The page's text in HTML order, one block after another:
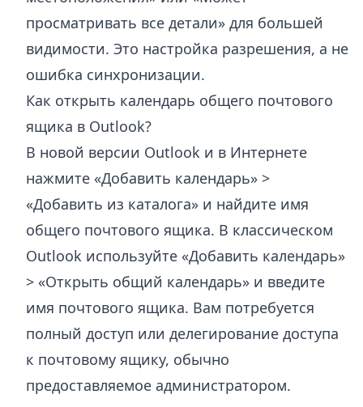
просматривать все детали» для большей
видимости. Это настройка разрешения, а не
ошибка синхронизации.
Как открыть календарь общего почтового
ящика в Outlook?
В новой версии Outlook и в Интернете
нажмите «Добавить календарь» >
«Добавить из каталога» и найдите имя
общего почтового ящика. В классическом
Outlook используйте «Добавить календарь»
> «Открыть общий календарь» и введите
имя почтового ящика. Вам потребуется
полный доступ или делегирование доступа
к почтовому ящику, обычно
предоставляемое администратором.